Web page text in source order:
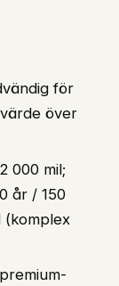
för
över
000 mil;
år / 150
(komplex